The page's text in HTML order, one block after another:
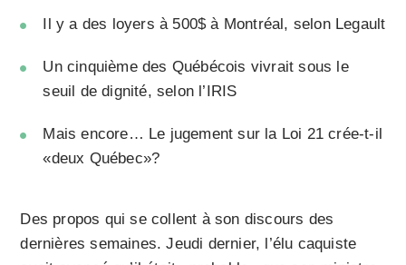
Il y a des loyers à 500$ à Montréal, selon Legault
Un cinquième des Québécois vivrait sous le
seuil de dignité, selon l’IRIS
Mais encore… Le jugement sur la Loi 21 crée-t-il
«deux Québec»?
Des propos qui se collent à son discours des
dernières semaines. Jeudi dernier, l’élu caquiste